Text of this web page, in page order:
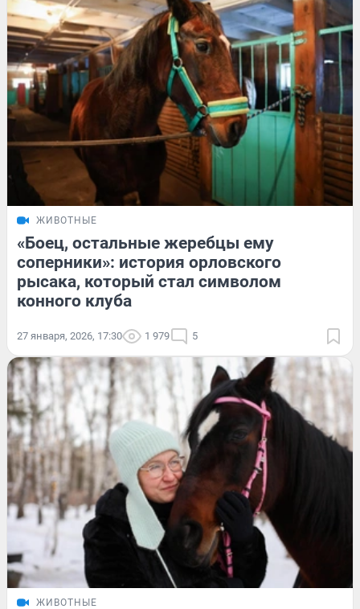
ЖИВОТНЫЕ
«Боец, остальные жеребцы ему
соперники»: история орловского
рысака, который стал символом
конного клуба
27 января, 2026, 17:30 1 979 5
ЖИВОТНЫЕ